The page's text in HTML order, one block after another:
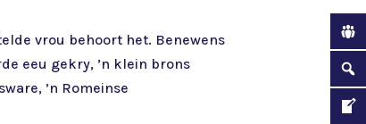
vrou behoort het. Benewens
eeu gekry, ’n klein brons
’n Romeinse